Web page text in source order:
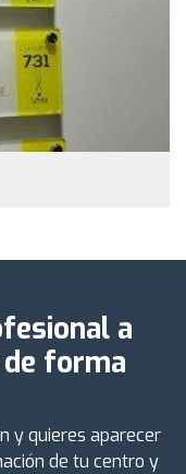
a
forma
y quieres aparecer
de tu centro y